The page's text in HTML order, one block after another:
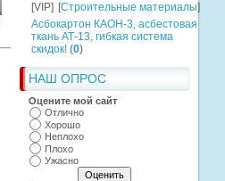
[VIP] [Строительные материалы]
Асбокартон КАОН-3, асбестовая
ткань АТ-13, гибкая система
скидок! (0)
НАШ ОПРОС
Оцените мой сайт
Отлично
Хорошо
Неплохо
Плохо
Ужасно